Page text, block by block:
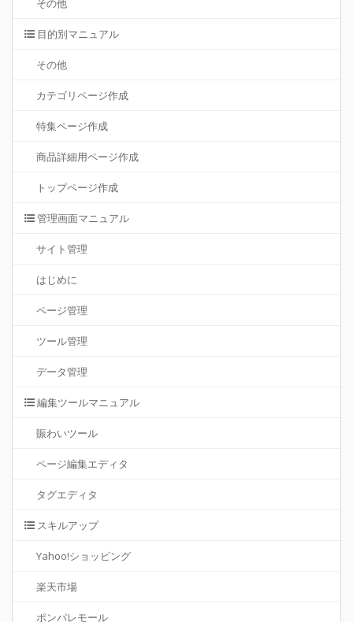
その他
目的別マニュアル
その他
カテゴリページ作成
特集ページ作成
商品詳細用ページ作成
トップページ作成
管理画面マニュアル
サイト管理
はじめに
ページ管理
ツール管理
データ管理
編集ツールマニュアル
賑わいツール
ページ編集エディタ
タグエディタ
スキルアップ
Yahoo!ショッピング
楽天市場
ポンパレモール